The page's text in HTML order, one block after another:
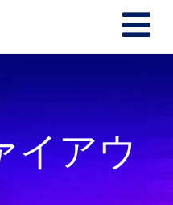
イアウ